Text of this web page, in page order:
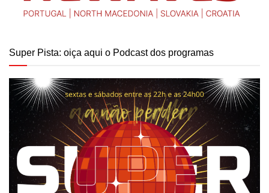
Super Pista: oiça aqui o Podcast dos programas